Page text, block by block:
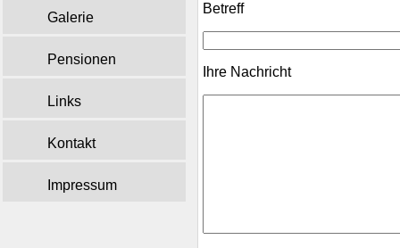
Galerie
Pensionen
Links
Kontakt
Impressum
Betreff
Ihre Nachricht